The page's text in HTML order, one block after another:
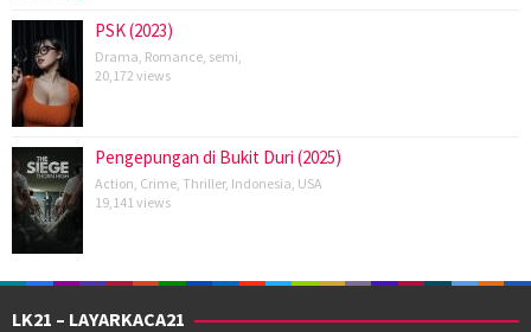
PSK (2023)
Drama Romance semi
20,172 views
Pengepungan di Bukit Duri (2025)
Action Crime Thriller, Indonesia USA
19,141 views
LK21 – LAYARKACA21